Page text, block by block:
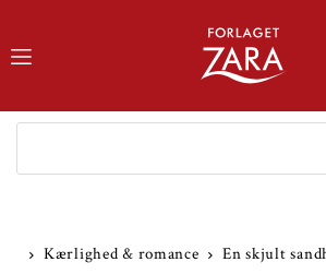
TRANSLATION MISSING:
Kærlighed & romance En skjult